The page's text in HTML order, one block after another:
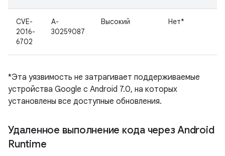
CVE-
2016-
6702
A-
30259087
Высокий Нет*
*Эта уязвимость не затрагивает поддерживаемые
устройства Google с Android 7.0, на которых
установлены все доступные обновления.
Удаленное выполнение кода через Android
Runtime